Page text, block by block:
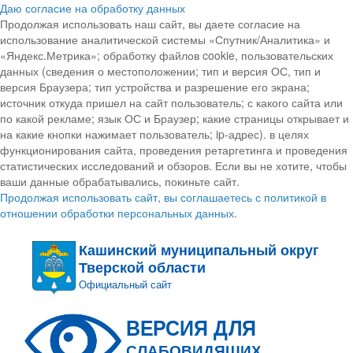
Даю согласие на обработку данных
Продолжая использовать наш сайт, вы даете согласие на
использование аналитической системы «Спутник/Аналитика» и
«Яндекс.Метрика»; обработку файлов cookie, пользовательских
данных (сведения о местоположении; тип и версия ОС, тип и
версия Браузера; тип устройства и разрешение его экрана;
источник откуда пришел на сайт пользователь; с какого сайта или
по какой рекламе; язык ОС и Браузер; какие страницы открывает и
на какие кнопки нажимает пользователь; ip-адрес). в целях
функционирования сайта, проведения ретаргетинга и проведения
статистических исследований и обзоров. Если вы не хотите, чтобы
ваши данные обрабатывались, покиньте сайт.
Продолжая использовать сайт, вы соглашаетесь с политикой в
отношении обработки персональных данных.